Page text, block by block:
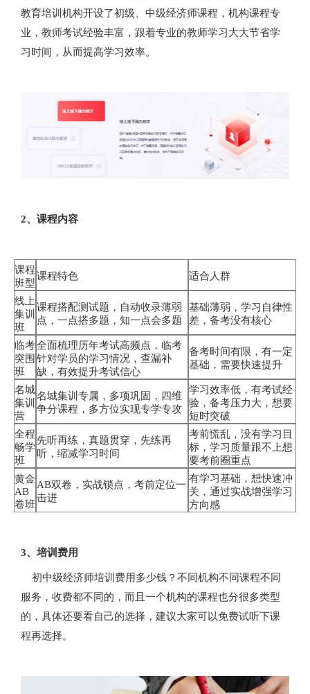
教育培训机构开设了初级、中级经济师课程，机构课程专
业，教师考试经验丰富，跟着专业的教师学习大大节省学
习时间，从而提高学习效率。
2、课程内容
课程
班型
课程特色 适合人群
线上
集训
班
课程搭配测试题，自动收录薄弱
点，一点搭多题，知一点会多题
基础薄弱，学习自律性
差，备考没有核心
临考
突围
班
全面梳理历年考试高频点，临考
针对学员的学习情况，查漏补
缺，有效提升考试信心
备考时间有限，有一定
基础，需要快速提升
名城
集训
营
名城集训专属，多项巩固，四维
争分课程，多方位实现专学专攻
学习效率低，有考试经
验，备考压力大，想要
短时突破
全程
畅学
班
先听再练，真题贯穿，先练再
听，缩减学习时间
考前慌乱，没有学习目
标，学习质量跟不上想
要考前圈重点
黄金
AB
卷班
AB双卷，实战锁点，考前定位一
击进
有学习基础，想快速冲
关，通过实战增强学习
方向感
3、培训费用
初中级经济师培训费用多少钱？不同机构不同课程不同
服务，收费都不同的，而且一个机构的课程也分很多类型
的，具体还要看自己的选择，建议大家可以免费试听下课
程再选择。